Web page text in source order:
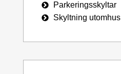
Parkeringsskyltar
Skyltning utomhus